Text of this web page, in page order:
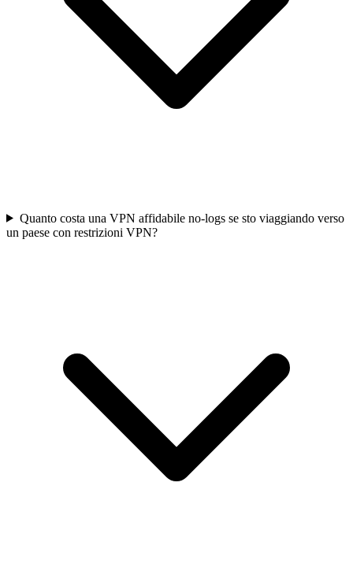
Quanto costa una VPN affidabile no-logs se sto viaggiando verso
un paese con restrizioni VPN?